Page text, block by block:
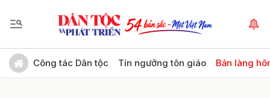
Công tác Dân tộc Tín ngưỡng tôn giáo Bản làng
Gửi bình luận